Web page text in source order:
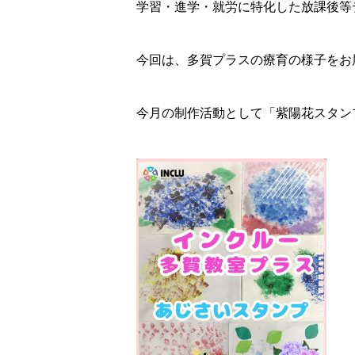
学習・進学・就労に特化した放課後
今回は、多賀プラスの療育の様子を
今月の制作活動として「紫陽花スタ